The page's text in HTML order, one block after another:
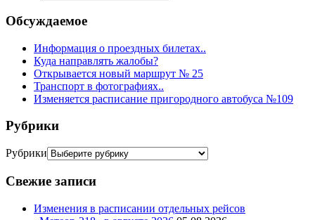
Обсуждаемое
Информация о проездных билетах..
Куда направлять жалобы?
Открывается новый маршрут № 25
Транспорт в фотографиях..
Изменяется расписание пригородного автобуса №109
Рубрики
Рубрики
Свежие записи
Изменения в расписании отдельных рейсов